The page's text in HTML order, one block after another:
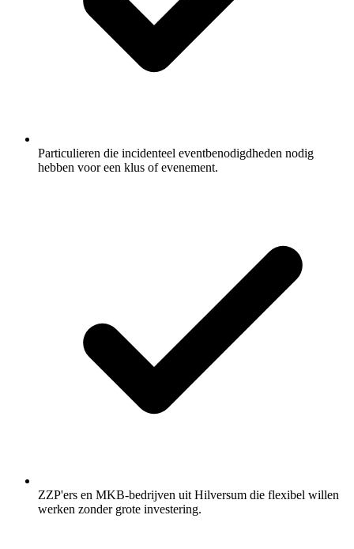
Particulieren die incidenteel eventbenodigdheden nodig
hebben voor een klus of evenement.
ZZP'ers en MKB-bedrijven uit Hilversum die flexibel willen
werken zonder grote investering.